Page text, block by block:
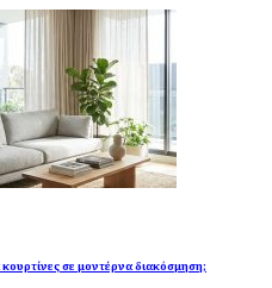
σε μοντέρνα διακόσμηση;